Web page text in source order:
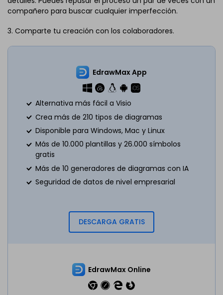
compañero para buscar cualquier imperfección.
3. Comparte tu creación con los colaboradores.
EdrawMax App
Alternativa más fácil a Visio
Crea más de 210 tipos de diagramas
Disponible para Windows, Mac y Linux
Más de 10.000 plantillas y 26.000 símbolos
gratis
Más de 10 generadores de diagramas con IA
Seguridad de datos de nivel empresarial
DESCARGA GRATIS
EdrawMax Online